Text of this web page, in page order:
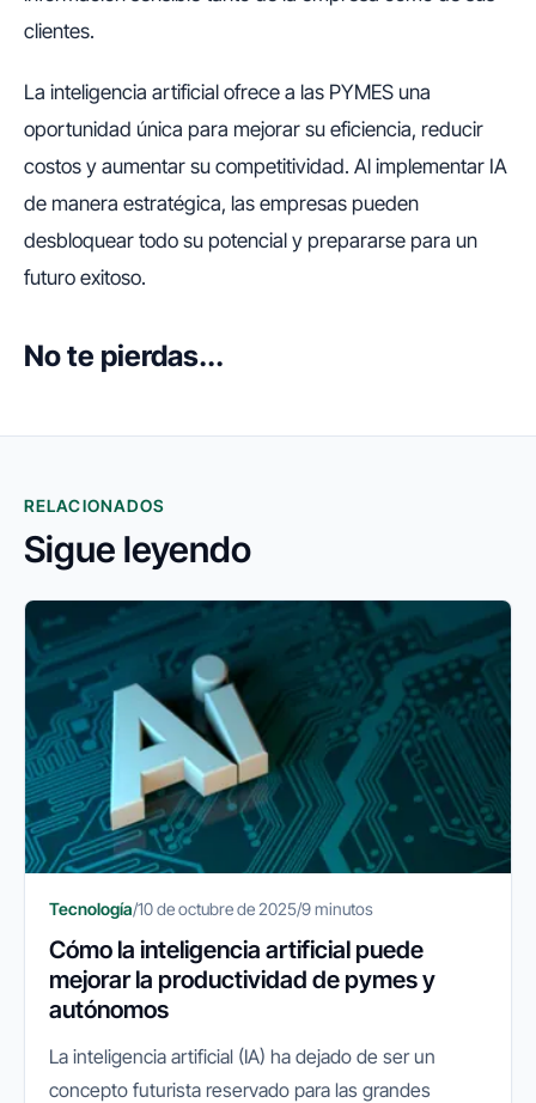
clientes.
La inteligencia artificial ofrece a las PYMES una
oportunidad única para mejorar su eficiencia, reducir
costos y aumentar su competitividad. Al implementar IA
de manera estratégica, las empresas pueden
desbloquear todo su potencial y prepararse para un
futuro exitoso.
No te pierdas...
RELACIONADOS
Sigue leyendo
Tecnología/10 de octubre de 2025/9 minutos
Cómo la inteligencia artificial puede
mejorar la productividad de pymes y
autónomos
La inteligencia artificial (IA) ha dejado de ser un
concepto futurista reservado para las grandes